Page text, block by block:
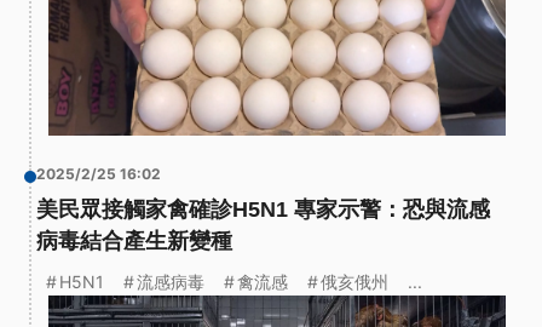
2025/2/25 16:02
美民眾接觸家禽確診H5N1 專家示警：恐與流感
病毒結合產生新變種
H5N1 流感病毒 禽流感 俄亥俄州 ...